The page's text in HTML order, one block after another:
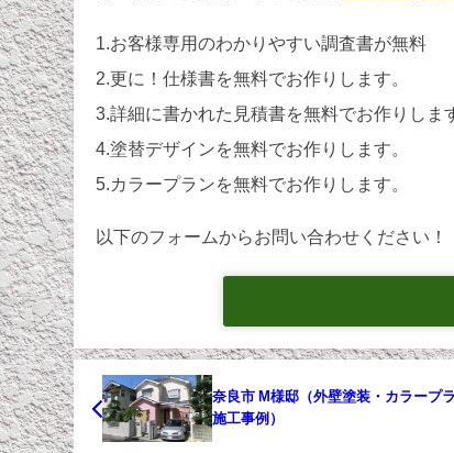
1.お客様専用のわかりやすい調査書が無料
2.更に！仕様書を無料でお作りします。
3.詳細に書かれた見積書を無料でお作りしま
4.塗替デザインを無料でお作りします。
5.カラープランを無料でお作りします。
以下のフォームからお問い合わせください！
奈良市 M様邸（外壁塗装・カラープ
施工事例）